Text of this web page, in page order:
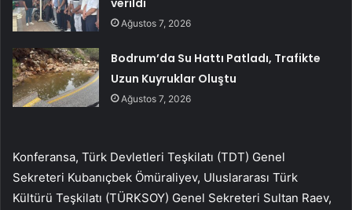
verildi
Ağustos 7, 2026
Bodrum’da Su Hattı Patladı, Trafikte
Uzun Kuyruklar Oluştu
Ağustos 7, 2026
Konferansa, Türk Devletleri Teşkilatı (TDT) Genel
Sekreteri Kubanıçbek Ömüraliyev, Uluslararası Türk
Kültürü Teşkilatı (TÜRKSOY) Genel Sekreteri Sultan Raev,